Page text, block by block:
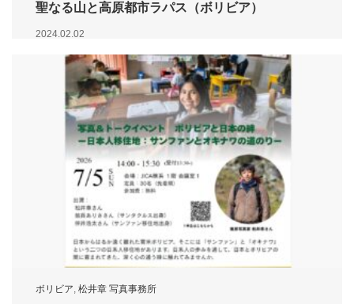
聖なる山と高原都市ラパス（ボリビア）
2024.02.02
ボリビア, 松井章 写真事務所